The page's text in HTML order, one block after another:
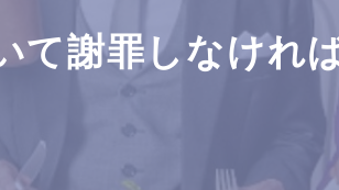
て謝罪しなけれ